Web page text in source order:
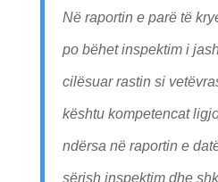
Në raportin e parë të
po bëhet inspektim i
cilësuar rastin si
kështu kompetencat
ndërsa në raportin e
sërish inspektim dhe